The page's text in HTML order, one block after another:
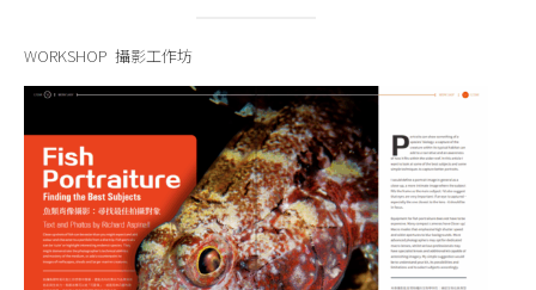
WORKSHOP 攝影工作坊